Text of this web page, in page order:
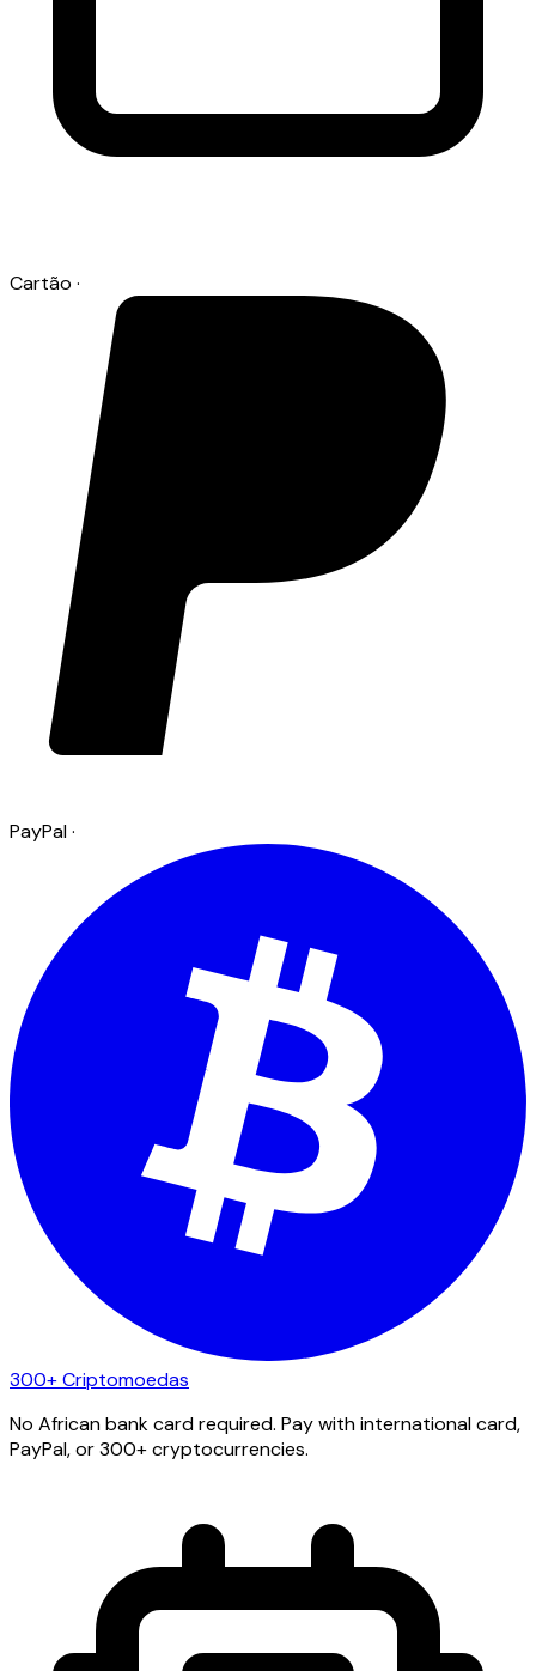
Cartão ·
PayPal·
300+ Criptomoedas
No African bank card required. Pay with international card,
PayPal, or 300+ cryptocurrencies.